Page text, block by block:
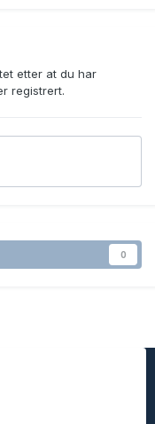
etter at du har
registrert.
0